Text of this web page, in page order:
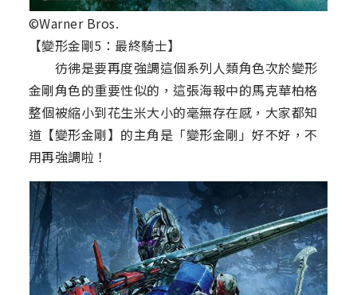
©Warner Bros.
【變形金剛5：最終騎士】
彷彿是要再度強調這個系列人類角色次於變形
金剛角色的重要性似的，這張海報中的馬克華柏格
整個被縮小到花生米大小的毫無存在感，大家都知
道【變形金剛】的主角是「變形金剛」好不好，不
用再強調啦！